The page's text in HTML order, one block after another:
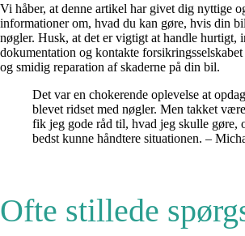
Vi håber, at denne artikel har givet dig nyttige
informationer om, hvad du kan gøre, hvis din
nøgler. Husk, at det er vigtigt at handle hurtigt,
dokumentation og kontakte
og smidig reparation af skaderne på din bil.
Det var en chokerende oplevelse at
blevet ridset med nøgler. Men takket
fik jeg gode råd til, hvad jeg skulle gøre,
bedst kunne håndtere situationen. –
Ofte stillede